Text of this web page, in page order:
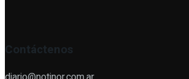
Contáctenos